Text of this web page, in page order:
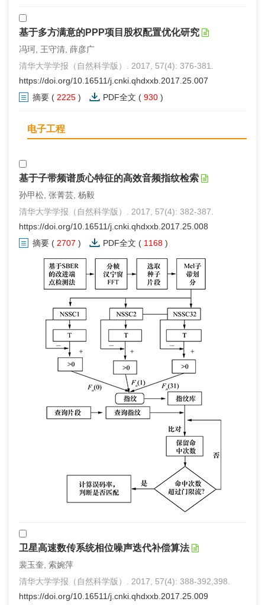
基于多方满意的PPP项目股权配置优化研究
冯珂, 王守清, 薛彦广
清华大学学报（自然科学版）. 2017, 57(4): 376-381.
https://doi.org/10.16511/j.cnki.qhdxxb.2017.25.007
摘要 ( 2225 ) PDF全文 ( 930 )
电子工程
基于子带频谱质心特征的高效音频指纹检索
孙甲松, 张菁芸, 杨毅
清华大学学报（自然科学版）. 2017, 57(4): 382-387.
https://doi.org/10.16511/j.cnki.qhdxxb.2017.25.008
摘要 ( 2707 ) PDF全文 ( 1168 )
卫星高速数传系统相位噪声迭代补偿算法
裴玉奎, 索婉萍
清华大学学报（自然科学版）. 2017, 57(4): 388-392,398.
https://doi.org/10.16511/j.cnki.qhdxxb.2017.25.009